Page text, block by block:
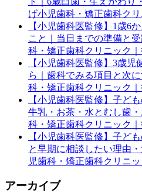
げ小児歯科・矯正歯科ク
【小児歯科医監修】1歳6
こと｜当日までの準備と
科・矯正歯科クリニック
【小児歯科医監修】3歳
ら｜歯科でみる項目と次
科・矯正歯科クリニック
【小児歯科医監修】子ど
牛乳・お茶・水とむし歯
科・矯正歯科クリニック
【小児歯科医監修】子ど
と早期に相談したい理由
児歯科・矯正歯科クリニ
アーカイブ